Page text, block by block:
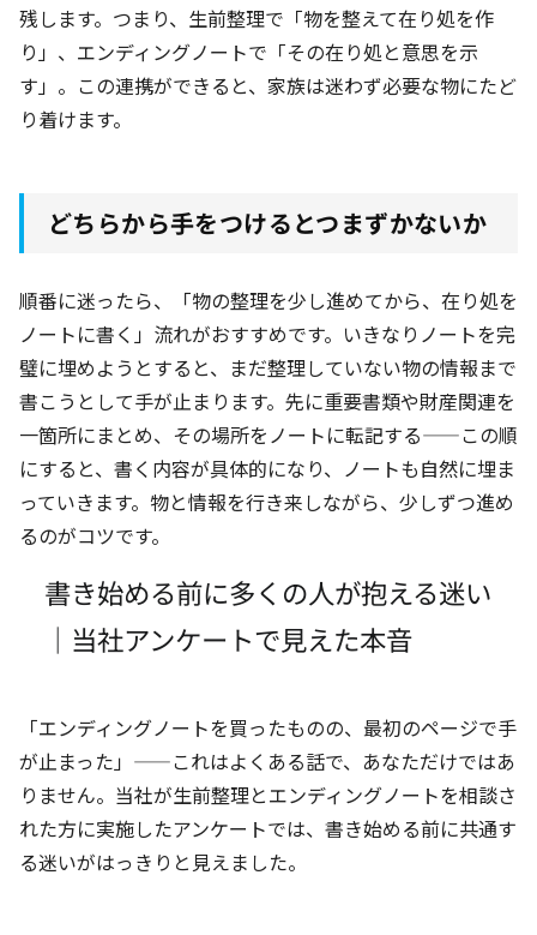
残します。つまり、生前整理で「物を整えて在り処を作
り」、エンディングノートで「その在り処と意思を示
す」。この連携ができると、家族は迷わず必要な物にたど
り着けます。
どちらから手をつけるとつまずかないか
順番に迷ったら、「物の整理を少し進めてから、在り処を
ノートに書く」流れがおすすめです。いきなりノートを完
璧に埋めようとすると、まだ整理していない物の情報まで
書こうとして手が止まります。先に重要書類や財産関連を
一箇所にまとめ、その場所をノートに転記する——この順
にすると、書く内容が具体的になり、ノートも自然に埋ま
っていきます。物と情報を行き来しながら、少しずつ進め
るのがコツです。
書き始める前に多くの人が抱える迷い
｜当社アンケートで見えた本音
「エンディングノートを買ったものの、最初のページで手
が止まった」——これはよくある話で、あなただけではあ
りません。当社が生前整理とエンディングノートを相談さ
れた方に実施したアンケートでは、書き始める前に共通す
る迷いがはっきりと見えました。